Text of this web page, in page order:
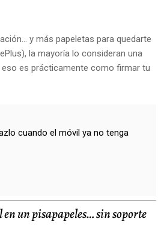
y más papeletas para quedarte
la mayoría lo consideran una
eso es prácticamente como firmar tu
cuando el móvil ya no tenga
un pisapapeles… sin soporte